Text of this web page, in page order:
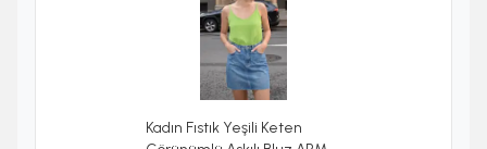
Kadın Fıstık Yeşili Keten